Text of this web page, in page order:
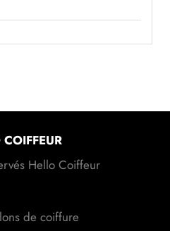
COIFFEUR
Hello Coiffeur
de coiffure